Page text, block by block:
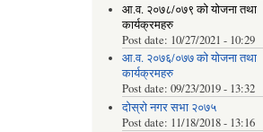
आ.व. २०७८/०७९ को योजना तथा
कार्यक्रमहरु
Post date: 10/27/2021 - 10:29
आ.व. २०७६/०७७ को योजना तथा
कार्यक्रमहरु
Post date: 09/23/2019 - 13:32
दोस्रो नगर सभा २०७५
Post date: 11/18/2018 - 13:16